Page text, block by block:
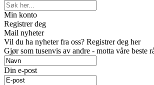
Min konto
Registrer deg
Mail nyheter
Vil du ha nyheter fra oss? Registrer deg her
Gjør som tusenvis av andre - motta våre beste
Din e-post